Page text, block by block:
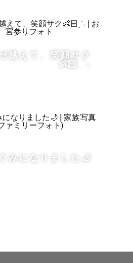
越えて、笑顔サク
👶🏻ˎˊ˗
みになりました🌙